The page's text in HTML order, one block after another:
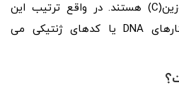
تیمین(T)، گوانین(G)، سیتوزین(C) هستند. در واقع ترتیب این
بازها مشخص کننده ساختارهای DNA یا کدهای ژنتیکی می